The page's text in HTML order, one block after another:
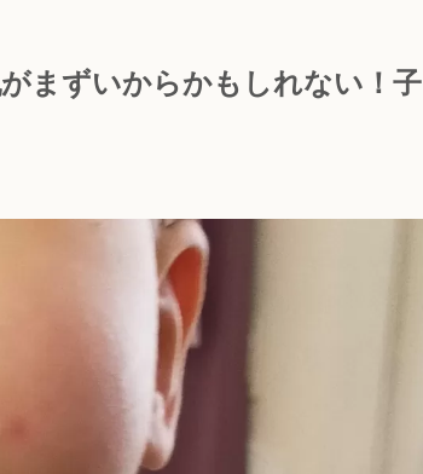
まずいからかもしれない！子